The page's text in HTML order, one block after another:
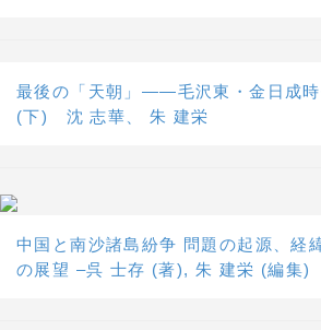
最後の「天朝」――毛沢東・金日成
(下) 沈 志華、 朱 建栄
中国と南沙諸島紛争 問題の起源、経
の展望 –呉 士存 (著), 朱 建栄 (編集)